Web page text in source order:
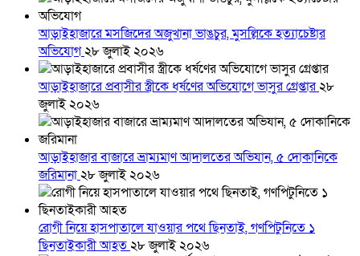
আড়াইহাজারে মস‌জি‌দের অজুখানা ভাঙচুর, মুসল্লিকে হত্যাচেষ্টার
অভিযোগ২৮ জুলাই ২০২৬
আড়াইহাজারে প্রবাসীর স্ত্রীকে ধর্ষণের অভিযোগে ভাসুর গ্রেপ্তার২৮
জুলাই ২০২৬
আড়াইহাজার বাজারে ভ্রাম্যমাণ আদালতের অভিযান, ৫ দোকানিকে
জরিমানা২৮ জুলাই ২০২৬
রোগী নিয়ে হাসপাতালে যাওয়ার পথে ছিনতাই, গণপিটুনিতে ১
ছিনতাইকারী আহত২৮ জুলাই ২০২৬